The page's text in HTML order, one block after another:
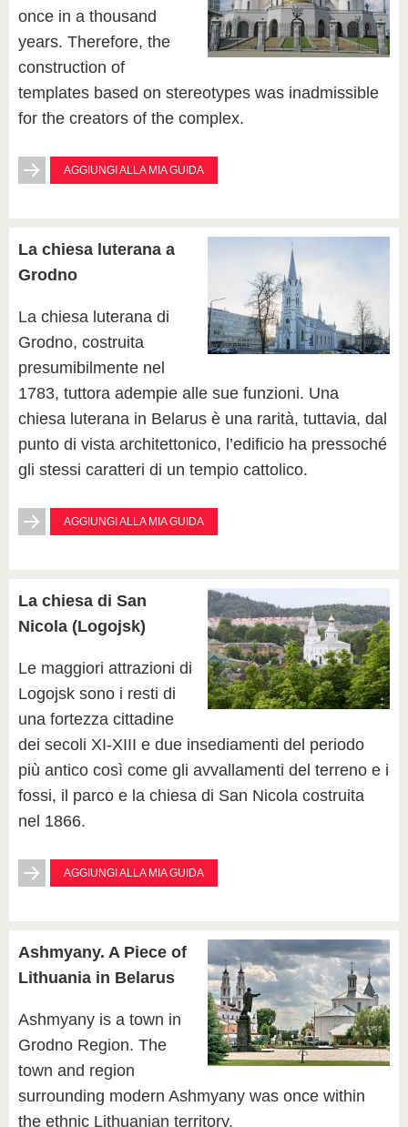
once in a thousand
years. Therefore, the
construction of
templates based on stereotypes was inadmissible
for the creators of the complex.
AGGIUNGI ALLA MIA GUIDA
La chiesa luterana a
Grodno
La chiesa luterana di
Grodno, costruita
presumibilmente nel
1783, tuttora adempie alle sue funzioni. Una
chiesa luterana in Belarus è una rarità, tuttavia, dal
punto di vista architettonico, l’edificio ha pressoché
gli stessi caratteri di un tempio cattolico.
AGGIUNGI ALLA MIA GUIDA
La chiesa di San
Nicola (Logojsk)
Le maggiori attrazioni di
Logojsk sono i resti di
una fortezza cittadine
dei secoli XI-XIII e due insediamenti del periodo
più antico così come gli avvallamenti del terreno e i
fossi, il parco e la chiesa di San Nicola costruita
nel 1866.
AGGIUNGI ALLA MIA GUIDA
Ashmyany. A Piece of
Lithuania in Belarus
Ashmyany is a town in
Grodno Region. The
town and region
surrounding modern Ashmyany was once within
the ethnic Lithuanian territory.